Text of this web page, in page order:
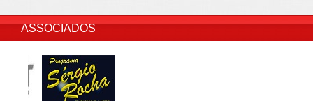
ASSOCIADOS